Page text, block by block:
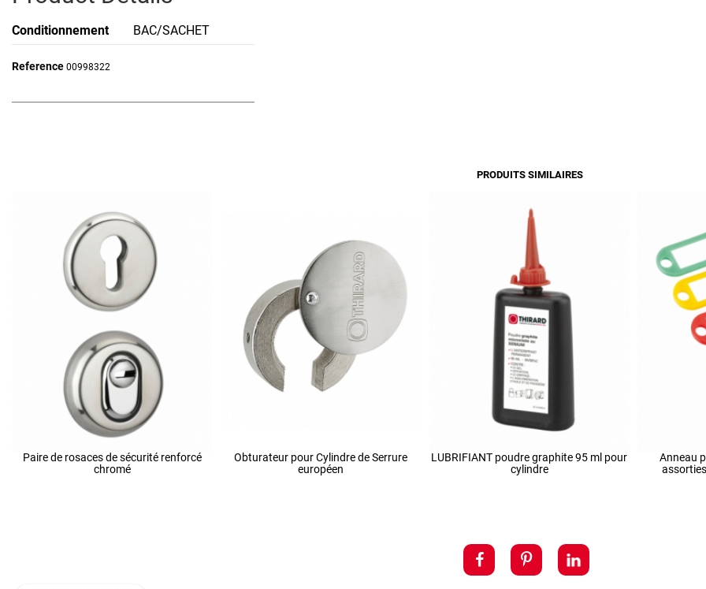
Conditionnement BAC/SACHET
Reference 00998322
PRODUITS SIMILAIRES
Paire de rosaces de sécurité renforcé
chromé
Obturateur pour Cylindre de Serrure
européen
LUBRIFIANT poudre graphite 95 ml pour
cylindre
Anneau